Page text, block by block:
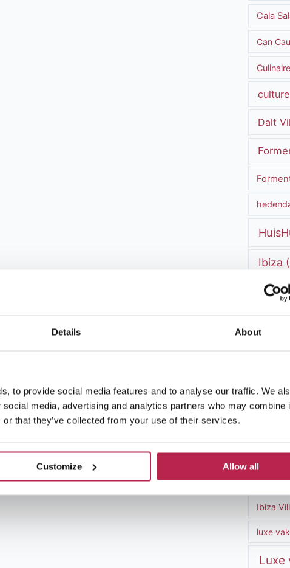
Details About
to provide social media features and to analyse our traffic. We
media, advertising and analytics partners who may combine
that they’ve collected from your use of their services.
Customize Allow all
Cala
Can
Dalt
Ibiza
Ibiza
Ibiza
Ibiza
ibiza
ibiza
Ibiza
luxe
Luxe